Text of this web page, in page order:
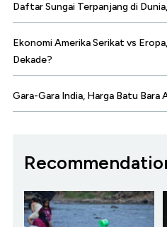
Daftar Sungai Terpanjang di
Ekonomi Amerika Serikat vs
Dekade?
Gara-Gara India, Harga Batu Bara